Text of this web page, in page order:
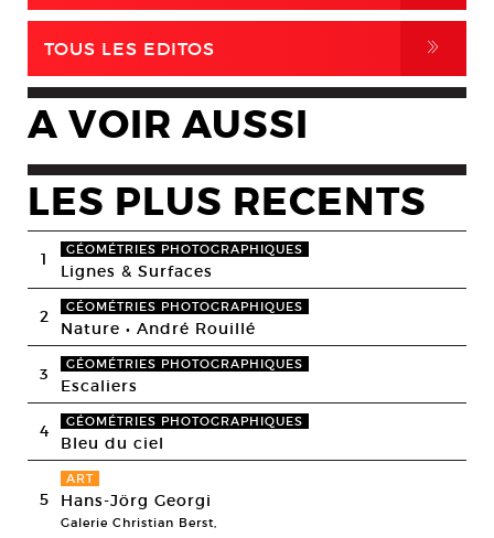
TOUS LES EDITOS ,
A VOIR AUSSI
LES PLUS RECENTS
1 GÉOMÉTRIES PHOTOGRAPHIQUES
Lignes & Surfaces
2 GÉOMÉTRIES PHOTOGRAPHIQUES
Nature • André Rouillé
3 GÉOMÉTRIES PHOTOGRAPHIQUES
Escaliers
4 GÉOMÉTRIES PHOTOGRAPHIQUES
Bleu du ciel
5
ART
Hans-Jörg Georgi
Galerie Christian Berst,